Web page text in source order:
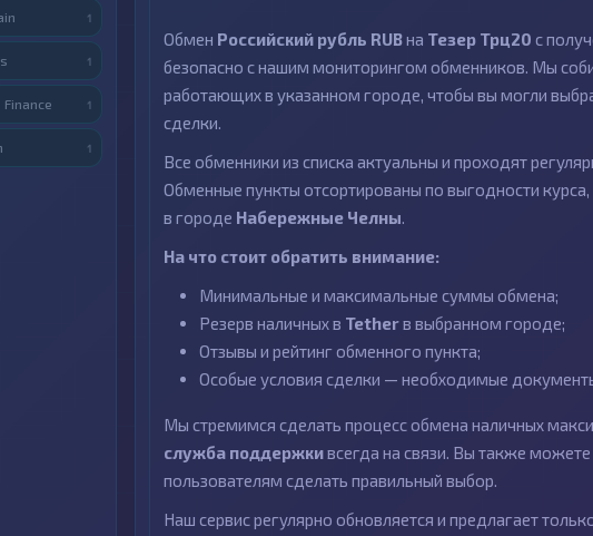
Обмен Российский рубль RUBна Тезер Трц20 с
безопасно с нашим мониторингом обменников. Мы
работающих в указанном городе, чтобы вы могли
сделки.
Все обменники из списка актуальны и проходят
Обменные пункты отсортированы по выгодности
в городе Набережные Челны.
На что стоит обратить внимание:
Минимальные и максимальные суммы обмена;
Резерв наличных в Tetherв выбранном городе;
Отзывы и рейтинг обменного пункта;
Особые условия сделки — необходимые
Мы стремимся сделать процесс обмена наличных
служба поддержкивсегда на связи. Вы также
пользователям сделать правильный выбор.
Наш сервис регулярно обновляется и предлагает
1
1
Finance 1
1